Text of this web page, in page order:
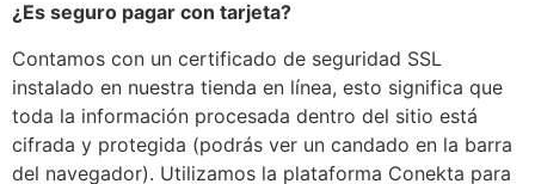
¿Es seguro pagar con tarjeta?
Contamos con un certificado de seguridad SSL
instalado en nuestra tienda en línea, esto significa que
toda la información procesada dentro del sitio está
cifrada y protegida (podrás ver un candado en la barra
del navegador). Utilizamos la plataforma Conekta para